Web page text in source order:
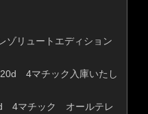
リュートエディション
4マチック入庫いたし
4マチック オールテレ